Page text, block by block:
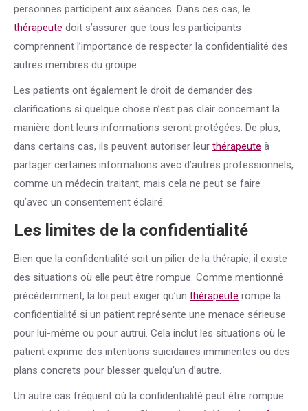
personnes participent aux séances. Dans ces cas, le
thérapeute doit s’assurer que tous les participants
comprennent l’importance de respecter la confidentialité des
autres membres du groupe.
Les patients ont également le droit de demander des
clarifications si quelque chose n’est pas clair concernant la
manière dont leurs informations seront protégées. De plus,
dans certains cas, ils peuvent autoriser leur thérapeute à
partager certaines informations avec d’autres professionnels,
comme un médecin traitant, mais cela ne peut se faire
qu’avec un consentement éclairé.
Les limites de la confidentialité
Bien que la confidentialité soit un pilier de la thérapie, il existe
des situations où elle peut être rompue. Comme mentionné
précédemment, la loi peut exiger qu’un thérapeute rompe la
confidentialité si un patient représente une menace sérieuse
pour lui-même ou pour autrui. Cela inclut les situations où le
patient exprime des intentions suicidaires imminentes ou des
plans concrets pour blesser quelqu’un d’autre.
Un autre cas fréquent où la confidentialité peut être rompue